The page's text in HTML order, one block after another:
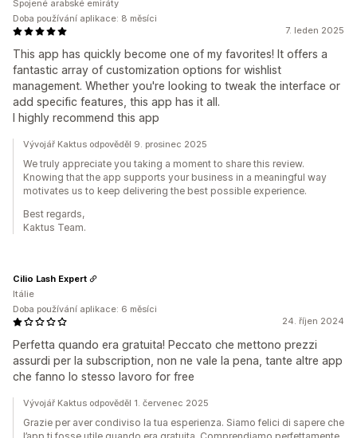
7. leden 2025
This app has quickly become one of my favorites! It offers a
fantastic array of customization options for wishlist
management. Whether you're looking to tweak the interface or
add specific features, this app has it all.
I highly recommend this app
Spojené arabské emiráty
Doba používání aplikace: 8 měsíci
Vývojář Kaktus odpověděl 9. prosinec 2025
We truly appreciate you taking a moment to share this review.
Knowing that the app supports your business in a meaningful way
motivates us to keep delivering the best possible experience.
Best regards,
Kaktus Team.
24. říjen 2024
Perfetta quando era gratuita! Peccato che mettono prezzi
assurdi per la subscription, non ne vale la pena, tante altre app
che fanno lo stesso lavoro for free
Cilio Lash Expert
Itálie
Doba používání aplikace: 6 měsíci
Vývojář Kaktus odpověděl 1. červenec 2025
Grazie per aver condiviso la tua esperienza. Siamo felici di sapere che